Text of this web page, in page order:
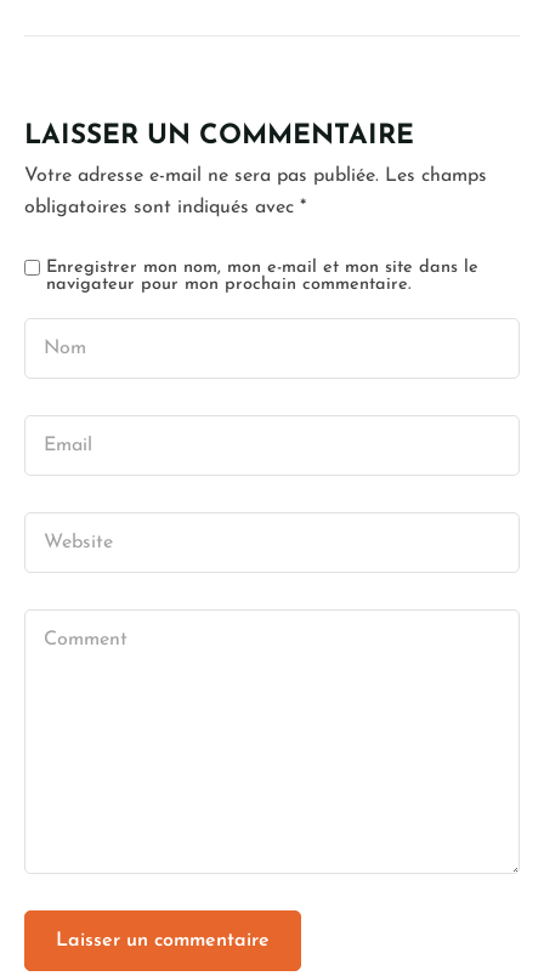
LAISSER UN COMMENTAIRE
Votre adresse e-mail ne sera pas publiée. Les champs
obligatoires sont indiqués avec *
Enregistrer mon nom, mon e-mail et mon site dans le
navigateur pour mon prochain commentaire.